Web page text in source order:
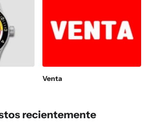
Venta
recientemente